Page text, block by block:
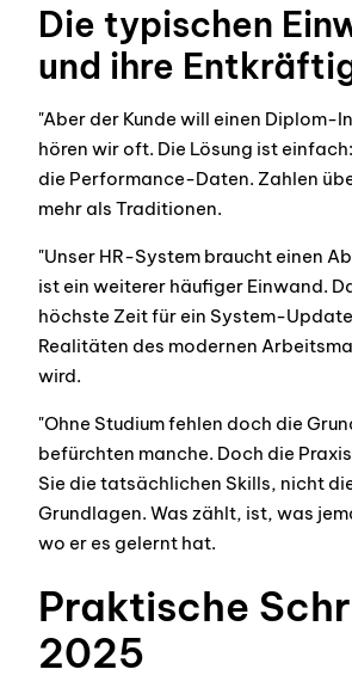
Die typischen
und ihre
"Aber der Kunde will einen Diplom-
hören wir oft. Die Lösung ist
die Performance-Daten. Zahlen
mehr als Traditionen.
"Unser HR-System braucht einen
ist ein weiterer häufiger Einwand.
höchste Zeit für ein System-
Realitäten des modernen
wird.
"Ohne Studium fehlen doch die
befürchten manche. Doch die
Sie die tatsächlichen Skills, nicht
Grundlagen. Was zählt, ist, was
wo er es gelernt hat.
Praktische
2025